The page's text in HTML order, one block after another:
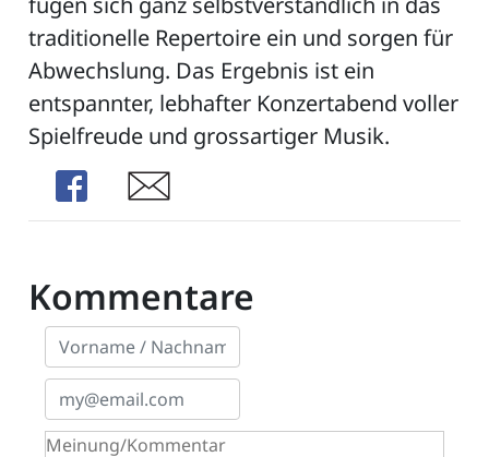
traditionelle Repertoire ein und sorgen für
Abwechslung. Das Ergebnis ist ein
entspannter, lebhafter Konzertabend voller
Spielfreude und grossartiger Musik.
Share
Share
Kommentare